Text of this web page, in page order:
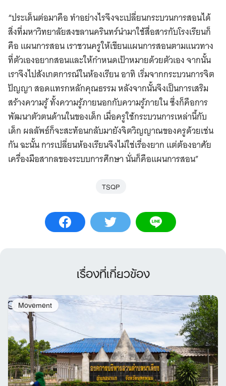
“ประเด็นต่อมาคือ ทำอย่างไรจึงจะเปลี่ยนกระบวนการสอนได้
สิ่งที่มหาวิทยาลัยสงขลานครินทร์นำมาใช้สื่อสารกับโรงเรียนก็
คือ แผนการสอน เราชวนครูให้เขียนแผนการสอนตามแนวทาง
ที่ตัวเองอยากสอนและให้กำหนดเป้าหมายด้วยตัวเอง จากนั้น
เราจึงไปสังเกตการณ์ในห้องเรียน อาทิ เริ่มจากกระบวนการจิต
ปัญญา สอดแทรกหลักคุณธรรม หลังจากนั้นจึงเป็นการเสริม
สร้างความรู้ ทั้งความรู้ภายนอกกับความรู้ภายใน ซึ่งก็คือการ
พัฒนาตัวตนด้านในของเด็ก เมื่อครูใช้กระบวนการเหล่านี้กับ
เด็ก ผลลัพธ์ก็จะสะท้อนกลับมายังจิตวิญญาณของครูด้วยเช่น
กัน ฉะนั้น การเปลี่ยนห้องเรียนจึงไม่ใช่เรื่องยาก แต่ต้องอาศัย
เครื่องมือสากลของระบบการศึกษา นั่นก็คือแผนการสอน”
TSQP
เรื่องที่เกี่ยวข้อง
Movement